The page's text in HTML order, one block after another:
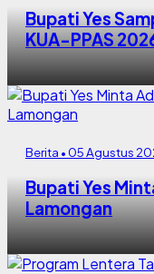
Bupati Yes
KUA-PPAS
Berita • 05 Agustus
Bupati Yes
Lamongan